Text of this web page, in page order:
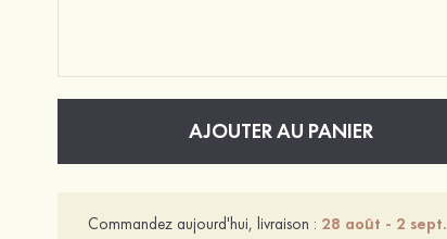
AJOUTER AU PANIER
Commandez aujourd'hui, livraison : 28 août - 2 sept.